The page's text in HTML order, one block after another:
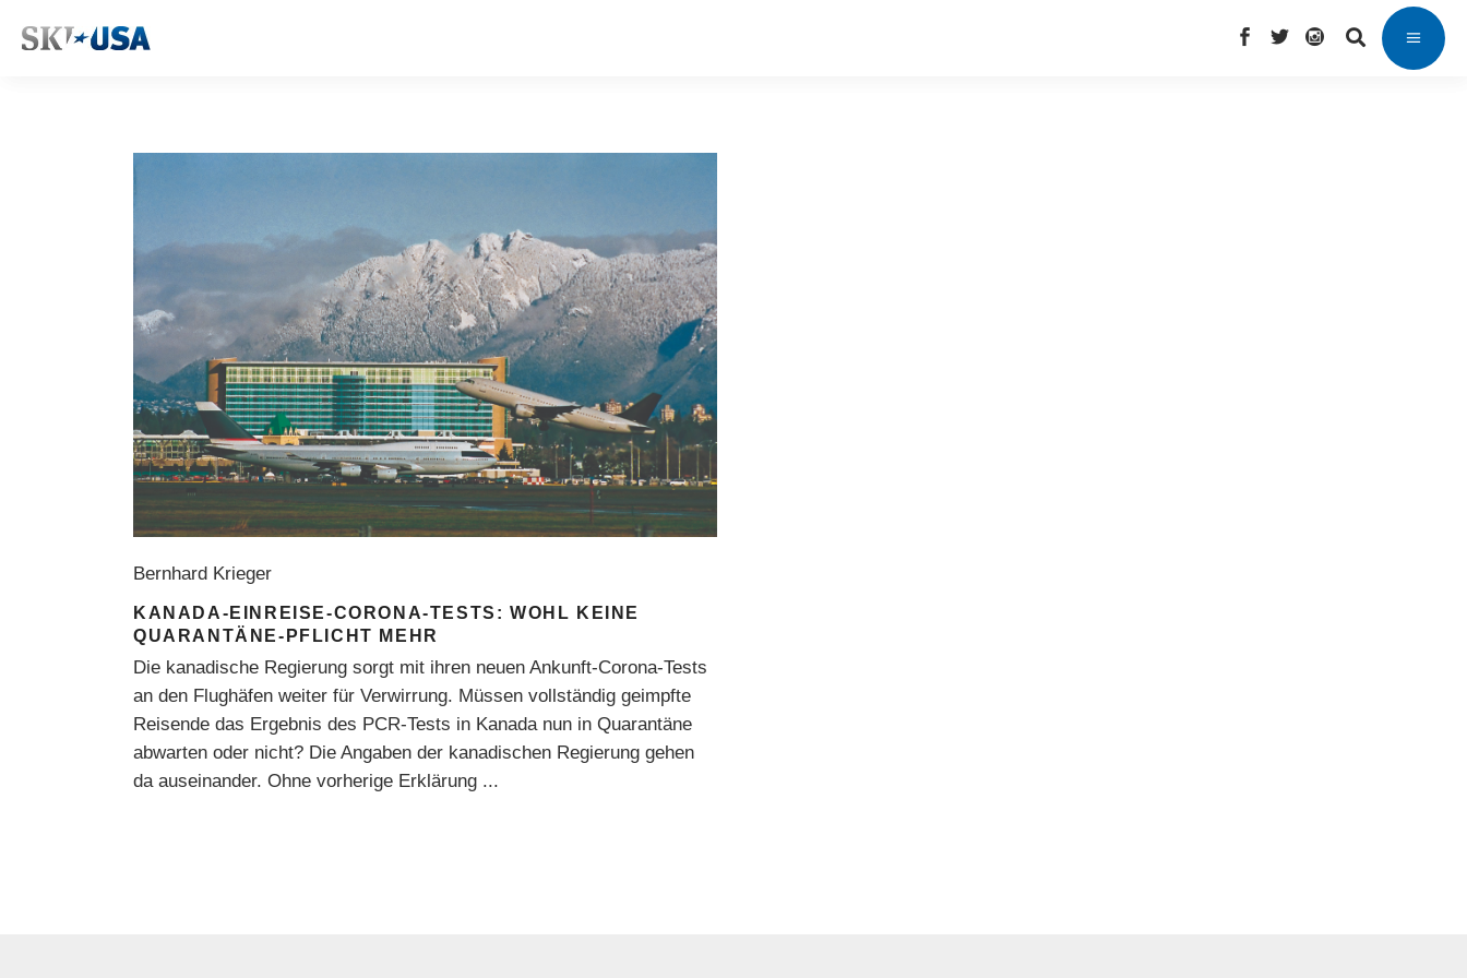
Bernhard Krieger
KANADA-EINREISE-CORONA-TESTS: WOHL KEINE
QUARANTÄNE-PFLICHT MEHR
Die kanadische Regierung sorgt mit ihren neuen Ankunft-Corona-Tests
an den Flughäfen weiter für Verwirrung. Müssen vollständig geimpfte
Reisende das Ergebnis des PCR-Tests in Kanada nun in Quarantäne
abwarten oder nicht? Die Angaben der kanadischen Regierung gehen
da auseinander. Ohne vorherige Erklärung